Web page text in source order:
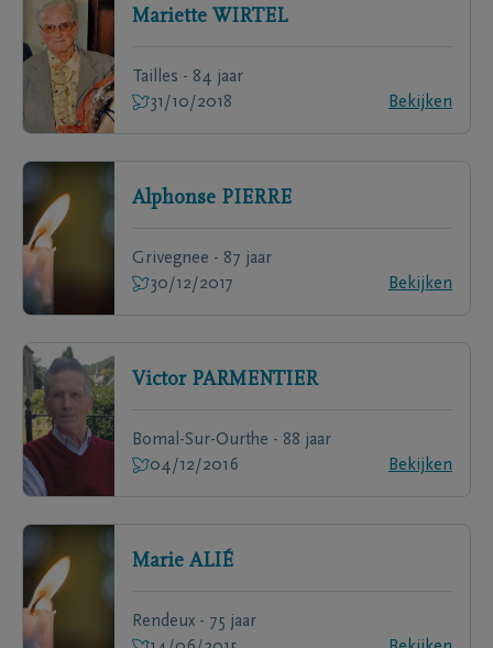
Mariette WIRTEL
Tailles - 84 jaar
31/10/2018
Bekijken
Alphonse PIERRE
Grivegnee - 87 jaar
30/12/2017
Bekijken
Victor PARMENTIER
Bomal-Sur-Ourthe - 88 jaar
04/12/2016
Bekijken
Marie ALIÉ
Rendeux - 75 jaar